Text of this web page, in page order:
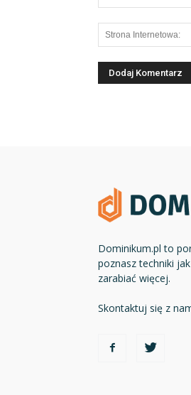
Dominikum.pl to
poznasz techniki
zarabiać więcej.
Skontaktuj się z